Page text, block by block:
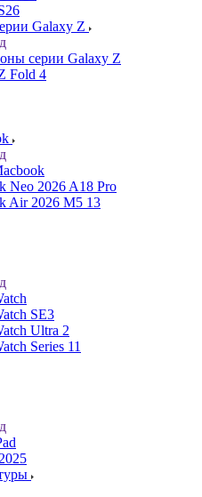
Galaxy Z
серии Galaxy Z
Fold 4
Neo 2026 A18 Pro
Air 2026 M5 13
SE3
Ultra 2
Series 11